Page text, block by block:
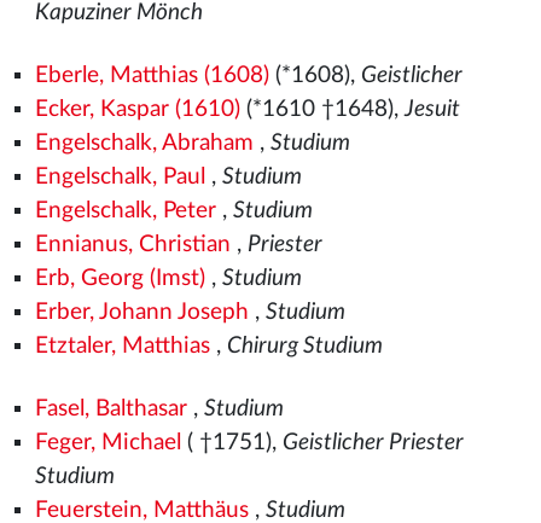
Kapuziner Mönch
Eberle, Matthias (1608)(*1608), Geistlicher
Ecker, Kaspar (1610)(*1610 †1648),Jesuit
Engelschalk, Abraham , Studium
Engelschalk, Paul , Studium
Engelschalk, Peter, Studium
Ennianus, Christian , Priester
Erb, Georg (Imst), Studium
Erber, Johann Joseph , Studium
Etztaler, Matthias, Chirurg Studium
Fasel, Balthasar, Studium
Feger, Michael ( †1751), Geistlicher Priester
Studium
Feuerstein, Matthäus, Studium